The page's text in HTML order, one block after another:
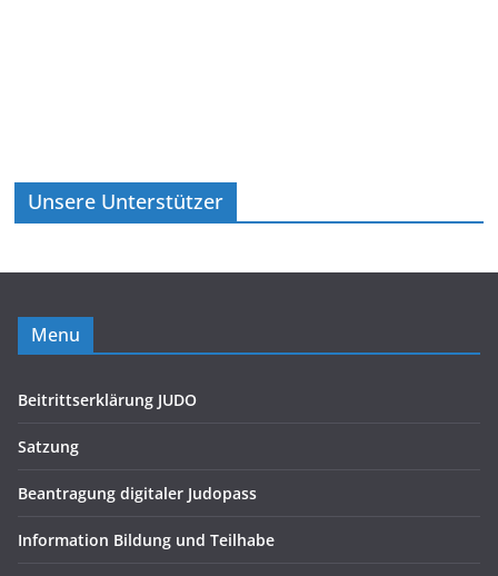
Unsere Unterstützer
Menu
Beitrittserklärung JUDO
Satzung
Beantragung digitaler Judopass
Information Bildung und Teilhabe